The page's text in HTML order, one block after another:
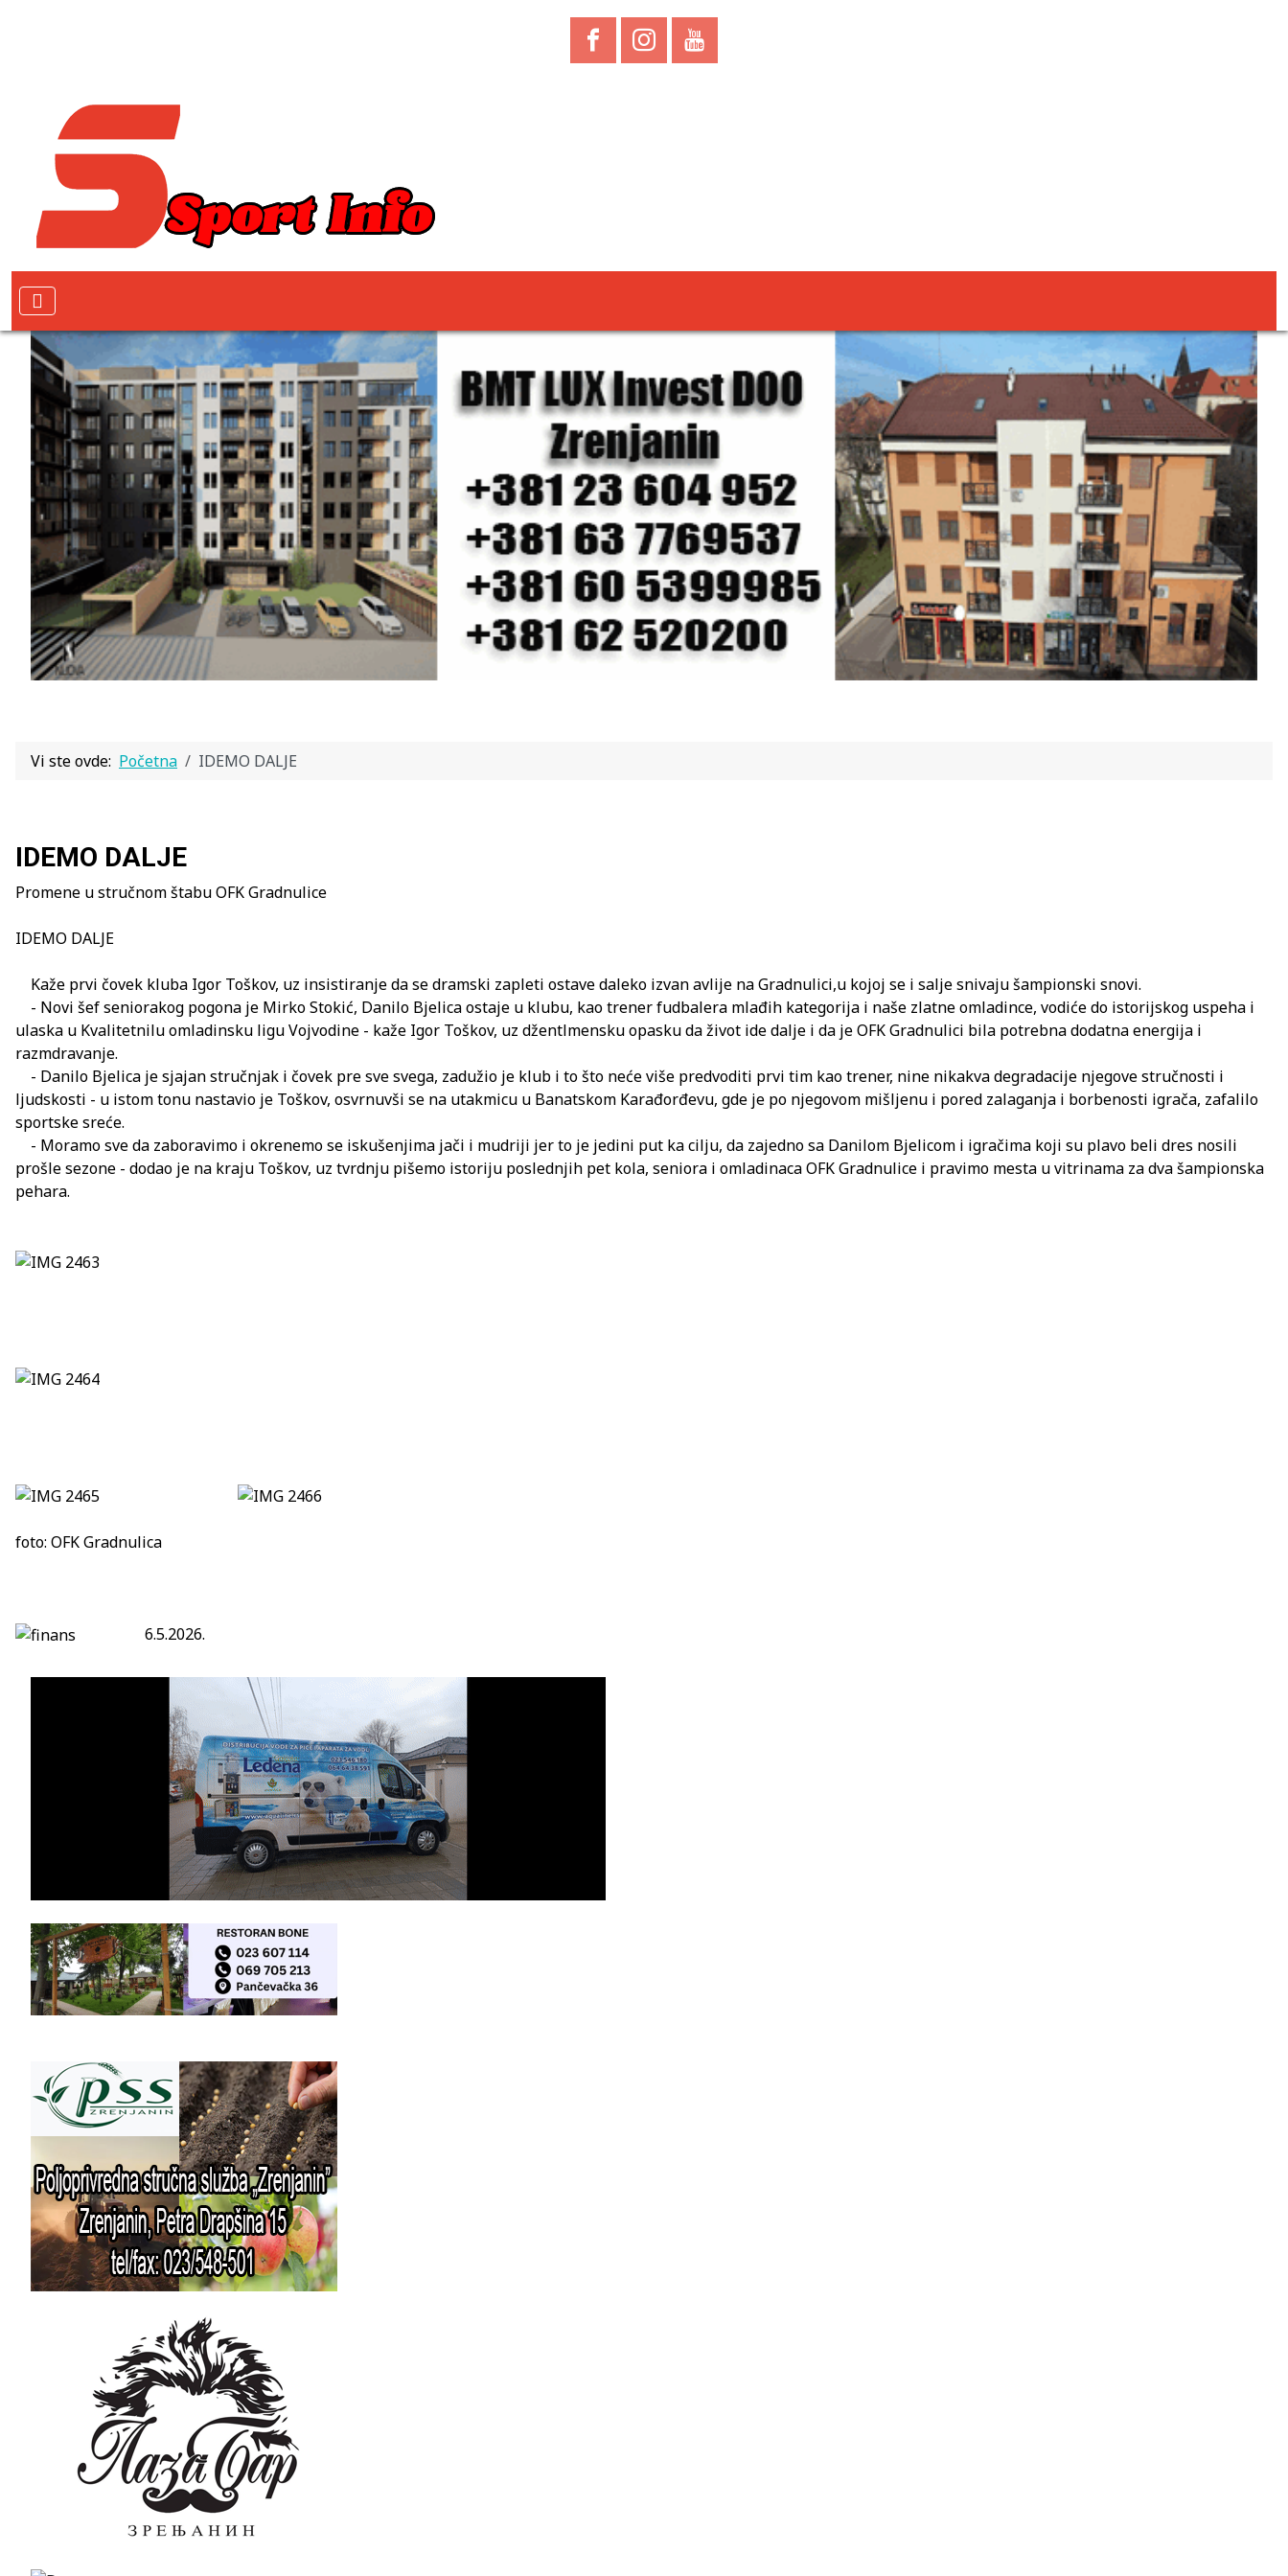
Vi ste ovde: Početna IDEMO DALJE
IDEMO DALJE
Promene u stručnom štabu OFK Gradnulice
IDEMO DALJE
Kaže prvi čovek kluba Igor Toškov, uz insistiranje da se dramski zapleti ostave daleko izvan avlije na Gradnulici,u kojoj se i salje snivaju šampionski snovi.
- Novi šef seniorakog pogona je Mirko Stokić, Danilo Bjelica ostaje u klubu, kao trener fudbalera mlađih kategorija i naše zlatne omladince, vodiće do istorijskog uspeha i
ulaska u Kvalitetnilu omladinsku ligu Vojvodine - kaže Igor Toškov, uz džentlmensku opasku da život ide dalje i da je OFK Gradnulici bila potrebna dodatna energija i
razmdravanje.
- Danilo Bjelica je sjajan stručnjak i čovek pre sve svega, zadužio je klub i to što neće više predvoditi prvi tim kao trener, nine nikakva degradacije njegove stručnosti i
ljudskosti - u istom tonu nastavio je Toškov, osvrnuvši se na utakmicu u Banatskom Karađorđevu, gde je po njegovom mišljenu i pored zalaganja i borbenosti igrača, zafalilo
sportske sreće.
- Moramo sve da zaboravimo i okrenemo se iskušenjima jači i mudriji jer to je jedini put ka cilju, da zajedno sa Danilom Bjelicom i igračima koji su plavo beli dres nosili
prošle sezone - dodao je na kraju Toškov, uz tvrdnju pišemo istoriju poslednjih pet kola, seniora i omladinaca OFK Gradnulice i pravimo mesta u vitrinama za dva šampionska
pehara.
foto: OFK Gradnulica
6.5.2026.